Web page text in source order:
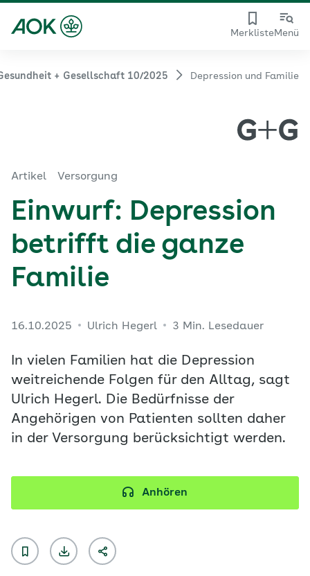
MerklisteMenü
+ Gesellschaft 10/2025 Depression und Familie
Artikel Versorgung
Einwurf: Depression
betrifft die ganze
Familie
16.10.2025 Ulrich Hegerl 3 Min. Lesedauer
In vielen Familien hat die Depression
weitreichende Folgen für den Alltag, sagt
Ulrich Hegerl. Die Bedürfnisse der
Angehörigen von Patienten sollten daher
in der Versorgung berücksichtigt werden.
Anhören